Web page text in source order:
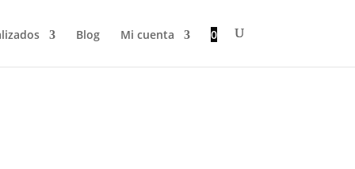
Blog Mi cuenta 0